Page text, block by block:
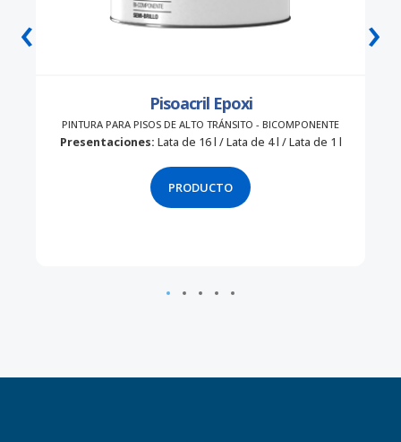
Pisoacril Epoxi
PINTURA PARA PISOS DE ALTO TRÁNSITO - BICOMPONENTE
Presentaciones: Lata de 16 l / Lata de 4 l / Lata de 1 l
PRODUCTO
‹ ›